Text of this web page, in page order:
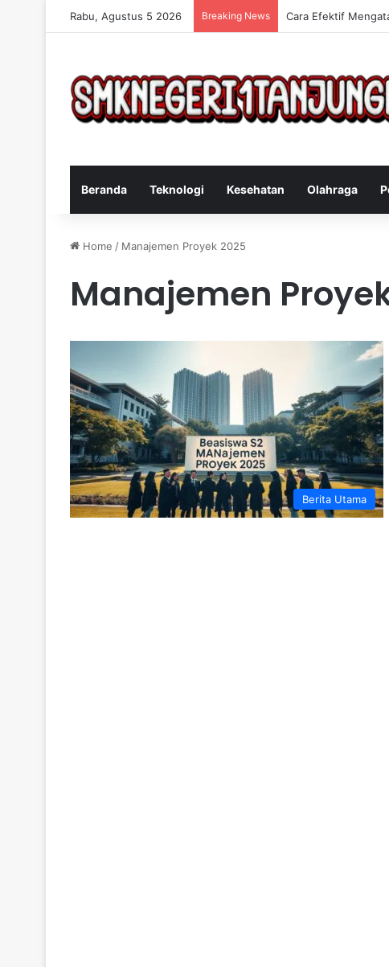
Rabu, Agustus 5 2026 Breaking News Cara Efektif
Beranda Teknologi Kesehatan Olahraga
Home / Manajemen Proyek 2025
Manajemen
Berita Utama